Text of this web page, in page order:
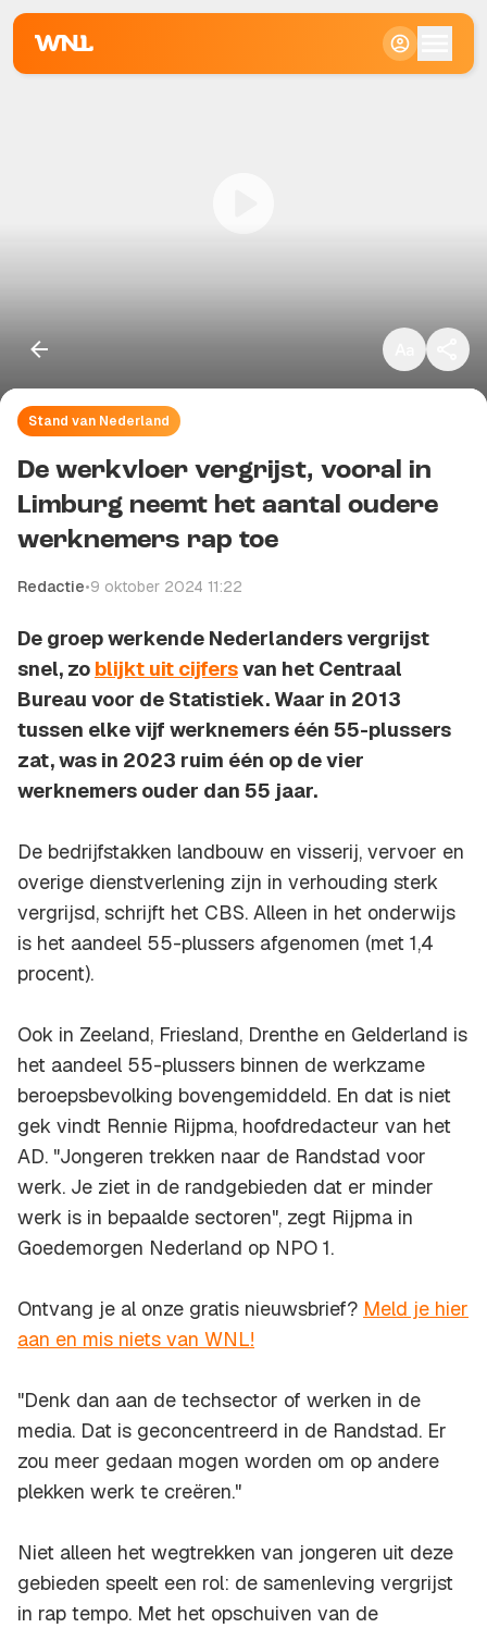
Stand van Nederland
De werkvloer vergrijst, vooral in
Limburg neemt het aantal oudere
werknemers rap toe
Redactie•9 oktober 2024 11:22
De groep werkende Nederlanders vergrijst
snel, zo blijkt uit cijfersvan het Centraal
Bureau voor de Statistiek. Waar in 2013
tussen elke vijf werknemers één 55-plussers
zat, was in 2023 ruim één op de vier
werknemers ouder dan 55 jaar.
De bedrijfstakken landbouw en visserij, vervoer en
overige dienstverlening zijn in verhouding sterk
vergrijsd, schrijft het CBS. Alleen in het onderwijs
is het aandeel 55-plussers afgenomen (met 1,4
procent).
Ook in Zeeland, Friesland, Drenthe en Gelderland is
het aandeel 55-plussers binnen de werkzame
beroepsbevolking bovengemiddeld. En dat is niet
gek vindt Rennie Rijpma, hoofdredacteur van het
AD. "Jongeren trekken naar de Randstad voor
werk. Je ziet in de randgebieden dat er minder
werk is in bepaalde sectoren", zegt Rijpma in
Goedemorgen Nederland op NPO 1.
Ontvang je al onze gratis nieuwsbrief? Meld je hier
aan en mis niets van WNL!
"Denk dan aan de techsector of werken in de
media. Dat is geconcentreerd in de Randstad. Er
zou meer gedaan mogen worden om op andere
plekken werk te creëren."
Niet alleen het wegtrekken van jongeren uit deze
gebieden speelt een rol: de samenleving vergrijst
in rap tempo. Met het opschuiven van de